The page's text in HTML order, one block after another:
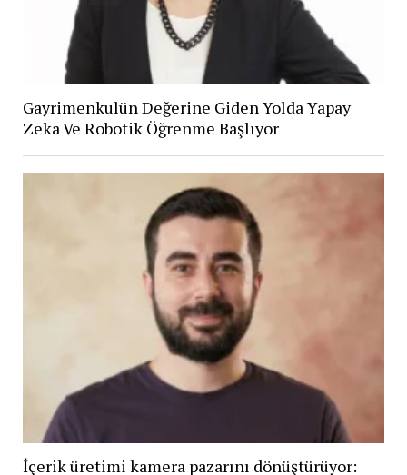
Gayrimenkulün Değerine Giden Yolda Yapay
Zeka Ve Robotik Öğrenme Başlıyor
İçerik üretimi kamera pazarını dönüştürüyor: